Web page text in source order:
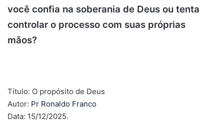
você confia na soberania de Deus ou tenta
controlar o processo com suas próprias
mãos?
Título: O propósito de Deus
Autor: Pr Ronaldo Franco
Data: 15/12/2025.